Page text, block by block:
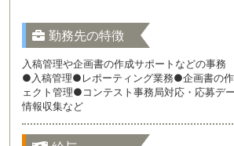
勤務先の特徴
入稿管理や企画書の作成サポートなどの事務
●入稿管理●レポーティング業務●企画書の
ェクト管理●コンテスト事務局対応・応募デ
情報収集など